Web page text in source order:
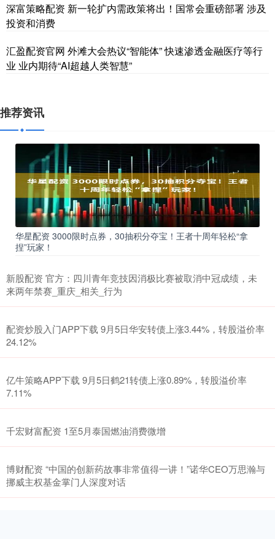
深富策略配资 新一轮扩内需政策将出！国常会重磅部署 涉及
投资和消费
汇盈配资官网 外滩大会热议“智能体” 快速渗透金融医疗等行
业 业内期待“AI超越人类智慧”
推荐资讯
华星配资 3000限时点券，30抽积分夺宝！王者十周年轻松“拿
捏”玩家！
新股配资 官方：四川青年竞技因消极比赛被取消中冠成绩，未
来两年禁赛_重庆_相关_行为
配资炒股入门APP下载 9月5日华安转债上涨3.44%，转股溢价率
24.12%
亿牛策略APP下载 9月5日鹤21转债上涨0.89%，转股溢价率
7.11%
千宏财富配资 1至5月泰国燃油消费微增
博财配资 “中国的创新药故事非常值得一讲！”诺华CEO万思瀚与
挪威主权基金掌门人深度对话